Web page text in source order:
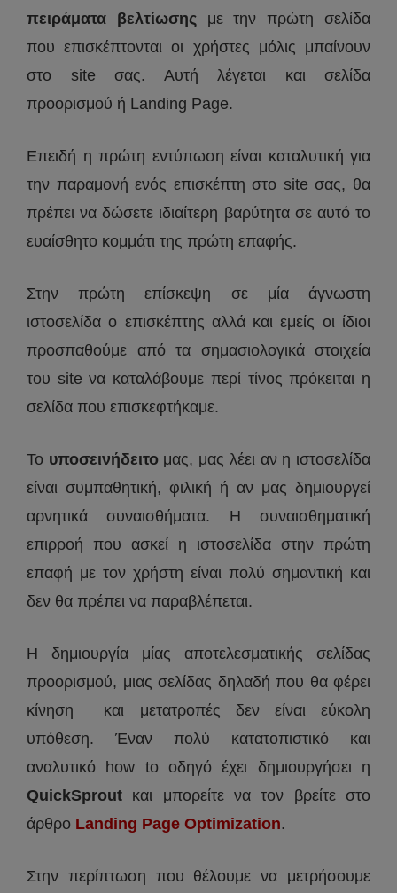
πειράματα βελτίωσηςμε την πρώτη σελίδα
που επισκέπτονται οι χρήστες μόλις μπαίνουν
στο site σας. Αυτή λέγεται και σελίδα
προορισμού ή Landing Page.
Επειδή η πρώτη εντύπωση είναι καταλυτική για
την παραμονή ενός επισκέπτη στο site σας, θα
πρέπει να δώσετε ιδιαίτερη βαρύτητα σε αυτό το
ευαίσθητο κομμάτι της πρώτη επαφής.
Στην πρώτη επίσκεψη σε μία άγνωστη
ιστοσελίδα ο επισκέπτης αλλά και εμείς οι ίδιοι
προσπαθούμε από τα σημασιολογικά στοιχεία
του site να καταλάβουμε περί τίνος πρόκειται η
σελίδα που επισκεφτήκαμε.
Το υποσεινήδειτομας, μας λέει αν η ιστοσελίδα
είναι συμπαθητική, φιλική ή αν μας δημιουργεί
αρνητικά συναισθήματα. Η συναισθηματική
επιρροή που ασκεί η ιστοσελίδα στην πρώτη
επαφή με τον χρήστη είναι πολύ σημαντική και
δεν θα πρέπει να παραβλέπεται.
Η δημιουργία μίας αποτελεσματικής σελίδας
προορισμού, μιας σελίδας δηλαδή που θα φέρει
κίνηση και μετατροπές δεν είναι εύκολη
υπόθεση. Έναν πολύ κατατοπιστικό και
αναλυτικό how to οδηγό έχει δημιουργήσει η
QuickSprout και μπορείτε να τον βρείτε στο
άρθρο Landing Page Optimization.
Στην περίπτωση που θέλουμε να μετρήσουμε